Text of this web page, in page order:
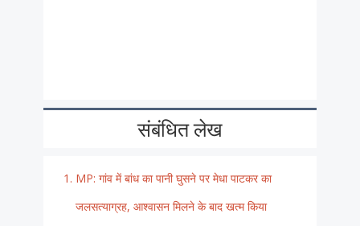
संबंधित लेख
MP: गांव में बांध का पानी घुसने पर मेधा पाटकर का
जलसत्याग्रह, आश्वासन मिलने के बाद खत्म किया